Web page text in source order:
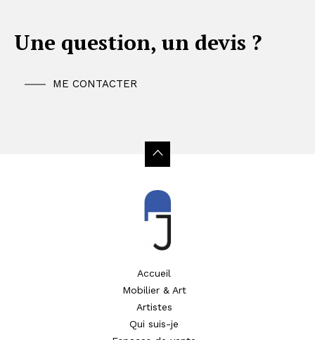
Une question, un devis ?
ME CONTACTER
Accueil
Mobilier & Art
Artistes
Qui suis-je